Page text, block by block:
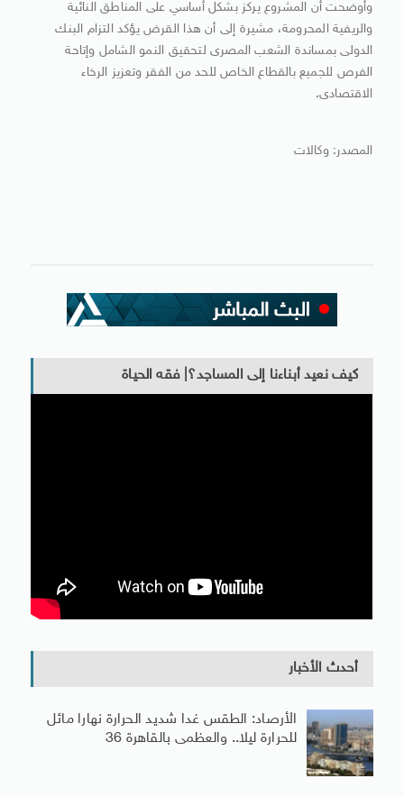
وأوضحت أن المشروع يركز بشكل أساسي على المناطق النائية
والريفية المحرومة، مشيرة إلى أن هذا القرض يؤكد التزام البنك
الدولى بمساندة الشعب المصرى لتحقيق النمو الشامل وإتاحة
الفرص للجميع بالقطاع الخاص للحد من الفقر وتعزيز الرخاء
اﻻقتصادى.
المصدر: وكالات
كيف نعيد أبناءنا إلى المساجد؟| فقه الحياة
أحدث الأخبار
الأرصاد: الطقس غدا شديد الحرارة نهارا مائل
للحرارة ليلا.. والعظمى بالقاهرة 36